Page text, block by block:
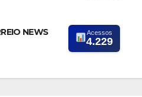
NEWS Acessos
4.229